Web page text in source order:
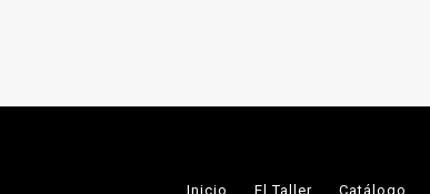
Inicio El Taller Catálogo